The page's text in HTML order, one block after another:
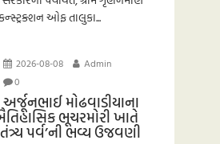
ઓફ તાલુકા...
2026-08-08
Admin
0
મોઢવાડીયાના
ભૂચરમોરી ખાતે
પર્વ’ની ભવ્ય ઉજવણી